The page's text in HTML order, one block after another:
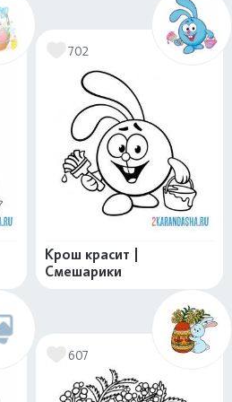
702
Крош красит |
Смешарики
607